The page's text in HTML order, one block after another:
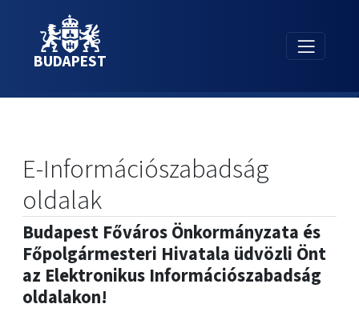
BUDAPEST
E-Információszabadság
oldalak
Budapest Főváros Önkormányzata és
Főpolgármesteri Hivatala üdvözli Önt
az Elektronikus Információszabadság
oldalakon!